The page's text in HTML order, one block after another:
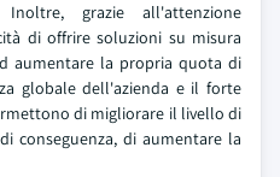
Inoltre, grazie all'attenzione
di offrire soluzioni su misura
aumentare la propria quota di
globale dell'azienda e il forte
di migliorare il livello di
conseguenza, di aumentare la